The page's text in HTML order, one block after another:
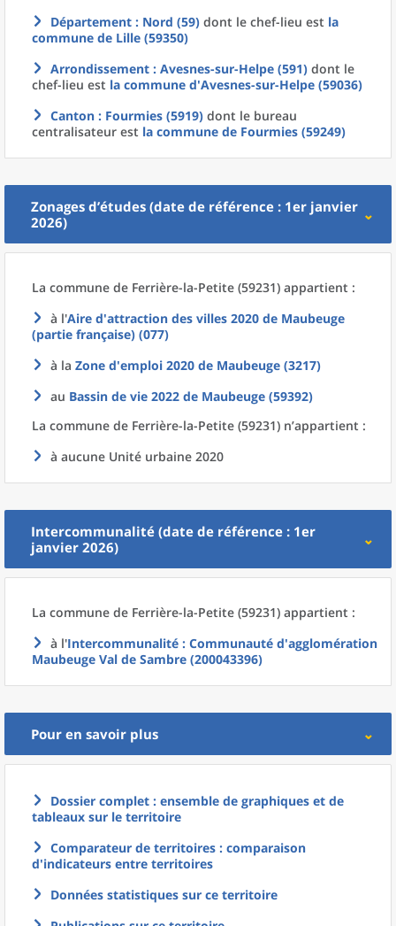
Département : Nord (59) dont le chef-lieu est la
commune de Lille (59350)
Arrondissement : Avesnes-sur-Helpe (591) dont le
chef-lieu est la commune d'Avesnes-sur-Helpe (59036)
Canton : Fourmies (5919) dont le bureau
centralisateur est la commune de Fourmies (59249)
Zonages d’études (date de référence : 1er janvier
2026)
La commune de Ferrière-la-Petite (59231) appartient :
à l'Aire d'attraction des villes 2020 de Maubeuge
(partie française) (077)
à la Zone d'emploi 2020 de Maubeuge (3217)
au Bassin de vie 2022 de Maubeuge (59392)
La commune de Ferrière-la-Petite (59231) n’appartient :
à aucune Unité urbaine 2020
Intercommunalité (date de référence : 1er
janvier 2026)
La commune de Ferrière-la-Petite (59231) appartient :
à l'Intercommunalité : Communauté d'agglomération
Maubeuge Val de Sambre (200043396)
Pour en savoir plus
Dossier complet : ensemble de graphiques et de
tableaux sur le territoire
Comparateur de territoires : comparaison
d'indicateurs entre territoires
Données statistiques sur ce territoire